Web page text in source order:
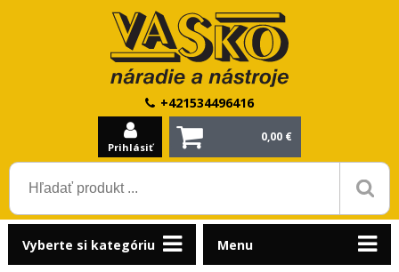
+421534496416
Prihlásiť
0,00 €
Vyberte si kategóriu Menu